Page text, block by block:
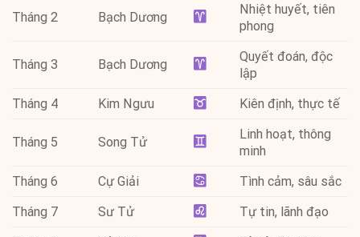
Tháng 2 Bạch Dương
Nhiệt huyết, tiên
phong
Tháng 3 Bạch Dương
Quyết đoán, độc
lập
Tháng 4
Kim Ngưu Kiên định, thực tế
Tháng 5 Song Tử
Linh hoạt, thông
minh
Tháng 6
Cự Giải
Tình cảm, sâu sắc
Tháng 7
Sư Tử
Tự tin, lãnh đạo